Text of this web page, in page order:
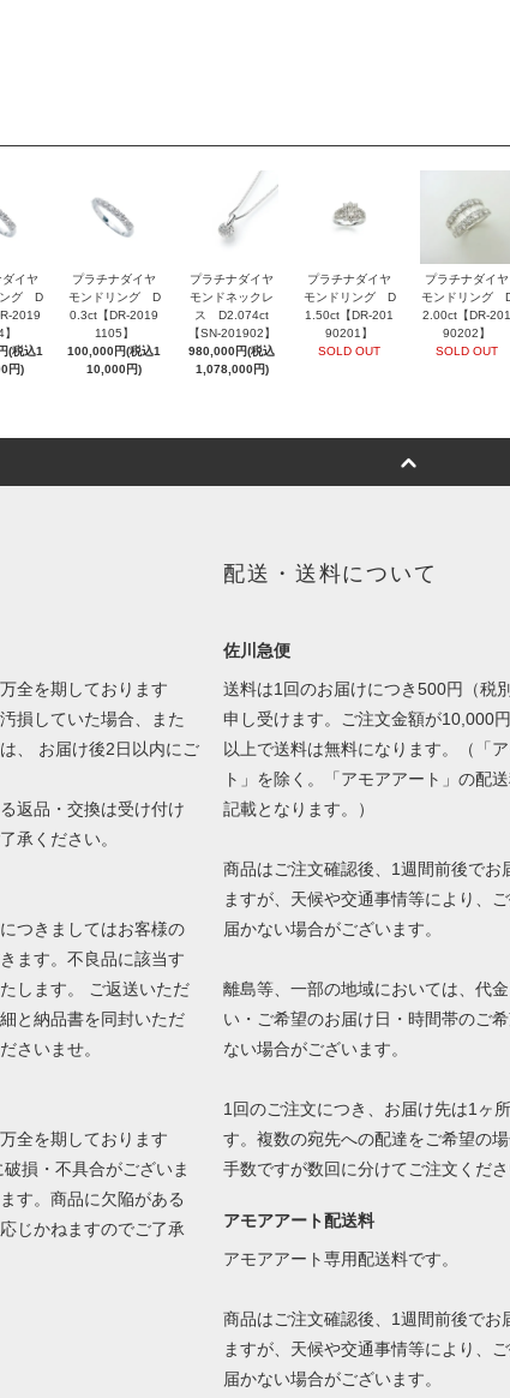
イヤ
ング D
2019
(税込1
円)
プラチナダイヤ
モンドリング D
0.3ct【DR-2019
1105】
100,000円(税込1
10,000円)
プラチナダイヤ
モンドネックレ
ス D2.074ct
【SN-201902】
980,000円(税込
1,078,000円)
プラチナダイヤ
モンドリング D
1.50ct【DR-201
90201】
SOLD OUT
プラチナダイヤ
モンドリング
2.00ct【DR-201
90202】
SOLD OUT
全を期しております
損していた場合、また
、 お届け後2日以内にご
返品・交換は受け付け
承ください。
つきましてはお客様の
ます。不良品に該当す
します。 ご返送いただ
と納品書を同封いただ
さいませ。
全を期しております
損・不具合がございま
す。商品に欠陥がある
じかねますのでご了承
配送・送料について
佐川急便
送料は1回のお届けにつき500円（税
申し受けます。ご注文金額が10,000円
以上で送料は無料になります。（「
ト」を除く。「アモアアート」の配
記載となります。）
商品はご注文確認後、1週間前後でお
ますが、天候や交通事情等により、
届かない場合がございます。
離島等、一部の地域においては、代
い・ご希望のお届け日・時間帯のご希
ない場合がございます。
1回のご注文につき、お届け先は1ヶ
す。複数の宛先への配達をご希望の
手数ですが数回に分けてご注文くださ
アモアアート配送料
アモアアート専用配送料です。
商品はご注文確認後、1週間前後でお
ますが、天候や交通事情等により、
届かない場合がございます。